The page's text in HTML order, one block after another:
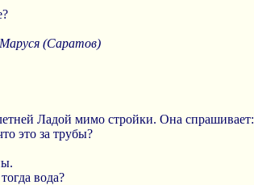
(Саратов)
Ладой мимо стройки. Она спрашивает:
это за трубы?
вода?